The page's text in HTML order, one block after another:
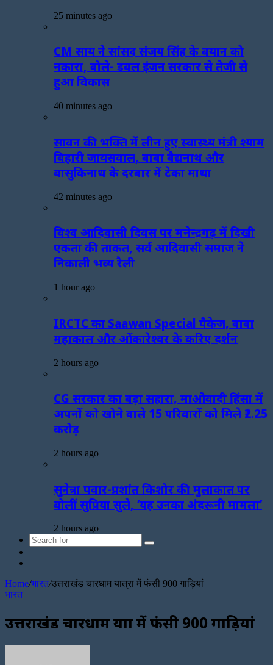
25 minutes ago
CM साय ने सांसद संजय सिंह के बयान को
नकारा, बोले- डबल इंजन सरकार से तेजी से
हुआ विकास
40 minutes ago
सावन की भक्ति में लीन हुए स्वास्थ्य मंत्री श्याम
बिहारी जायसवाल, बाबा बैद्यनाथ और
बासुकिनाथ के दरबार में टेका माथा
42 minutes ago
विश्व आदिवासी दिवस पर मनेन्द्रगढ़ में दिखी
एकता की ताकत, सर्व आदिवासी समाज ने
निकाली भव्य रैली
1 hour ago
IRCTC का Saawan Special पैकेज, बाबा
महाकाल और ओंकारेश्वर के करिए दर्शन
2 hours ago
CG सरकार का बड़ा सहारा, माओवादी हिंसा में
अपनों को खोने वाले 15 परिवारों को मिले ₹2.25
करोड़
2 hours ago
सुनेत्रा पवार-प्रशांत किशोर की मुलाकात पर
बोलीं सुप्रिया सुले, ‘यह उनका अंदरूनी मामला’
2 hours ago
Search
Home/भारत/उत्तराखंड चारधाम यात्रा में फंसी 900 गाड़ियां
भारत
उत्तराखंड चारधाम यात्रा में फंसी 900 गाड़ियां